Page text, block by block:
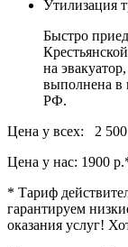
Утилизация
Быстро
на
выполнена в
РФ.
Цена у всех: 2 500
Цена у нас: 1900 р.
* Тариф
гарантируем
оказания услуг!